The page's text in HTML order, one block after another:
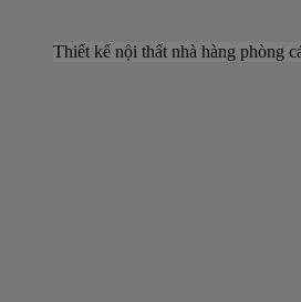
Thiết kế nội thất nhà hàng phòng